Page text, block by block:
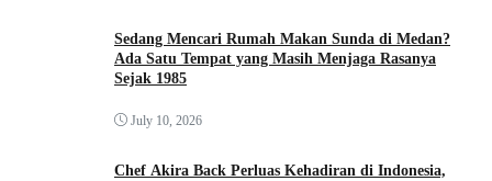
Sedang Mencari Rumah Makan Sunda di Medan?
Ada Satu Tempat yang Masih Menjaga Rasanya
Sejak 1985
July 10, 2026
Chef Akira Back Perluas Kehadiran di Indonesia,